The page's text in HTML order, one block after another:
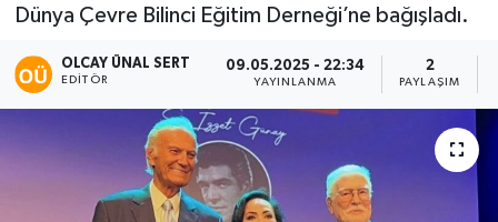
Dünya Çevre Bilinci Eğitim Derneği’ne bağışladı.
OLCAY ÜNAL SERT
EDITÖR
09.05.2025 - 22:34
YAYINLANMA
2
PAYLAŞIM